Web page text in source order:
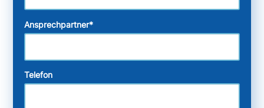
Ansprechpartner*
Telefon